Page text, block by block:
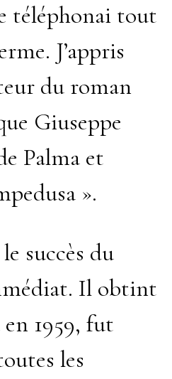
téléphonai tout
J’appris
du roman
Giuseppe
Palma et
».
succès du
Il obtint
1959, fut
les